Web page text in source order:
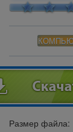
Размер файла: